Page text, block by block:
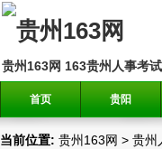
贵州163网 163贵州人事考
首页 贵阳
当前位置: 贵州163网 > 贵州